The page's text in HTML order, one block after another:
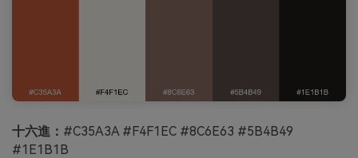
十六進： #C35A3A #F4F1EC #8C6E63 #5B4B49
#1E1B1B